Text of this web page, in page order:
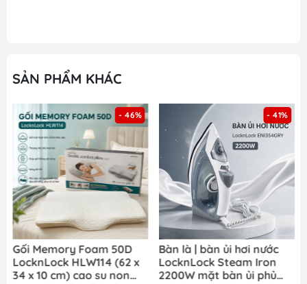
SẢN PHẨM KHÁC
- 41%
Bàn là | bàn ủi hơi nước
LocknLock Steam Iron
2200W mặt bàn ủi phủ
- 42%
Nồi cơm điện LocknLock
Daily Rice Cooker
EJR472BLK dung tích 1.8L